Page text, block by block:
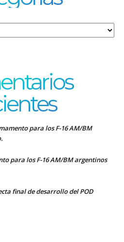
para los F-16 AM/BM
para los F-16 AM/BM argentinos
final de desarrollo del POD